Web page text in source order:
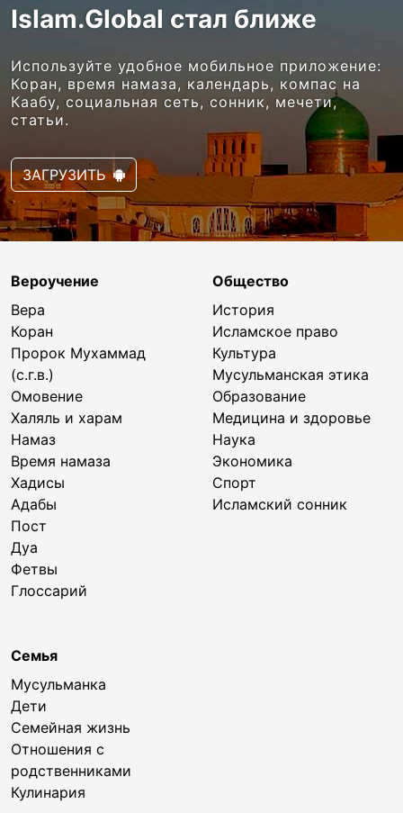
Islam.Global стал ближе
Используйте удобное мобильное приложение:
Коран, время намаза, календарь, компас на
Каабу, социальная сеть, сонник, мечети,
статьи.
ЗАГРУЗИТЬ
Вероучение
Вера
Коран
Пророк Мухаммад
(с.г.в.)
Омовение
Халяль и харам
Намаз
Время намаза
Хадисы
Адабы
Пост
Дуа
Фетвы
Глоссарий
Общество
История
Исламское право
Культура
Мусульманская этика
Образование
Медицина и здоровье
Наука
Экономика
Спорт
Исламский сонник
Семья
Мусульманка
Дети
Семейная жизнь
Отношения с
родственниками
Кулинария